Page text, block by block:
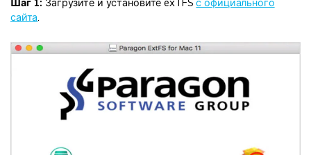
Шаг 1: Загрузите и установите exTFS с официального
сайта.